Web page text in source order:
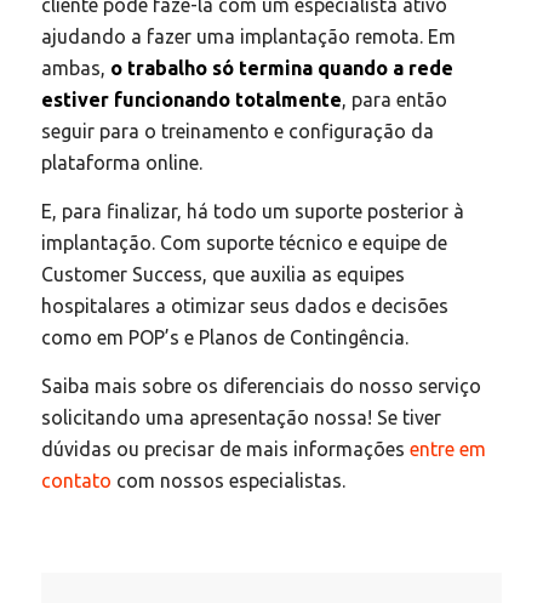
cliente pode fazê-la com um especialista ativo
ajudando a fazer uma implantação remota. Em
ambas, o trabalho só termina quando a rede
estiver funcionando totalmente, para então
seguir para o treinamento e configuração da
plataforma online.
E, para finalizar, há todo um suporte posterior à
implantação. Com suporte técnico e equipe de
Customer Success, que auxilia as equipes
hospitalares a otimizar seus dados e decisões
como em POP’s e Planos de Contingência.
Saiba mais sobre os diferenciais do nosso serviço
solicitando uma apresentação nossa! Se tiver
dúvidas ou precisar de mais informações entre em
contato com nossos especialistas.